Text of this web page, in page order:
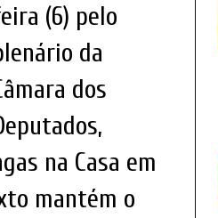
(6) pelo
da
dos
na Casa em
mantém o